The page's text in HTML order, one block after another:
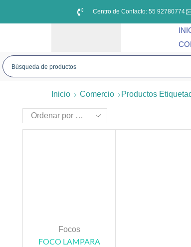
Centro de Contacto: 55 92780774
Inicio Comercio Productos
Focos
FOCO LAMPARA